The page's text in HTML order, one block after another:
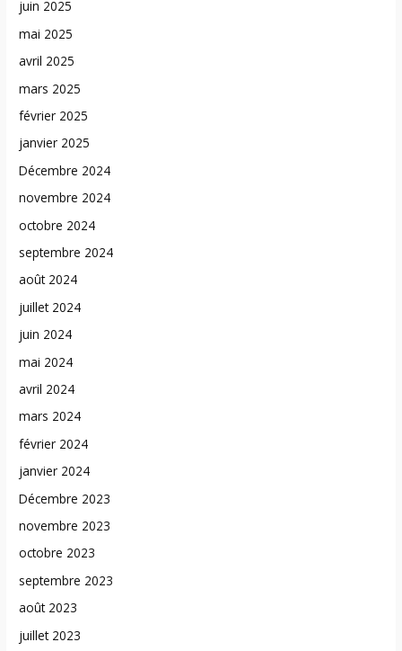
juin 2025
mai 2025
avril 2025
mars 2025
février 2025
janvier 2025
Décembre 2024
novembre 2024
octobre 2024
septembre 2024
août 2024
juillet 2024
juin 2024
mai 2024
avril 2024
mars 2024
février 2024
janvier 2024
Décembre 2023
novembre 2023
octobre 2023
septembre 2023
août 2023
juillet 2023